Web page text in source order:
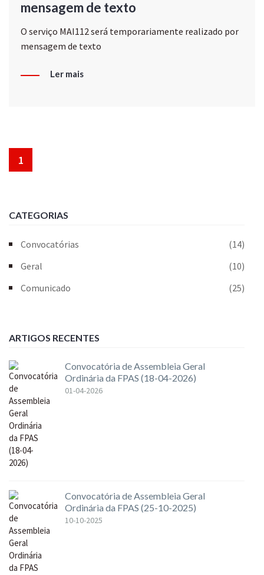
mensagem de texto
O serviço MAI112 será temporariamente realizado por
mensagem de texto
Ler mais
1
CATEGORIAS
Convocatórias
(14)
Geral
(10)
Comunicado
(25)
ARTIGOS RECENTES
Convocatória de Assembleia Geral
Ordinária da FPAS (18-04-2026)
01-04-2026
Convocatória de Assembleia Geral
Ordinária da FPAS (25-10-2025)
10-10-2025